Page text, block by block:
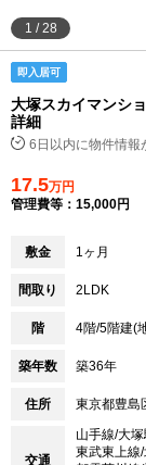
1 /28
即入居可
大塚スカイマンシ
詳細
6日以内に物件情報
17.5万円
管理費等：15,000円
敷金 1ヶ月
間取り 2LDK
階 4階/5階建(
築年数 築36年
住所 東京都豊島
交通
山手線/大
東武東上線